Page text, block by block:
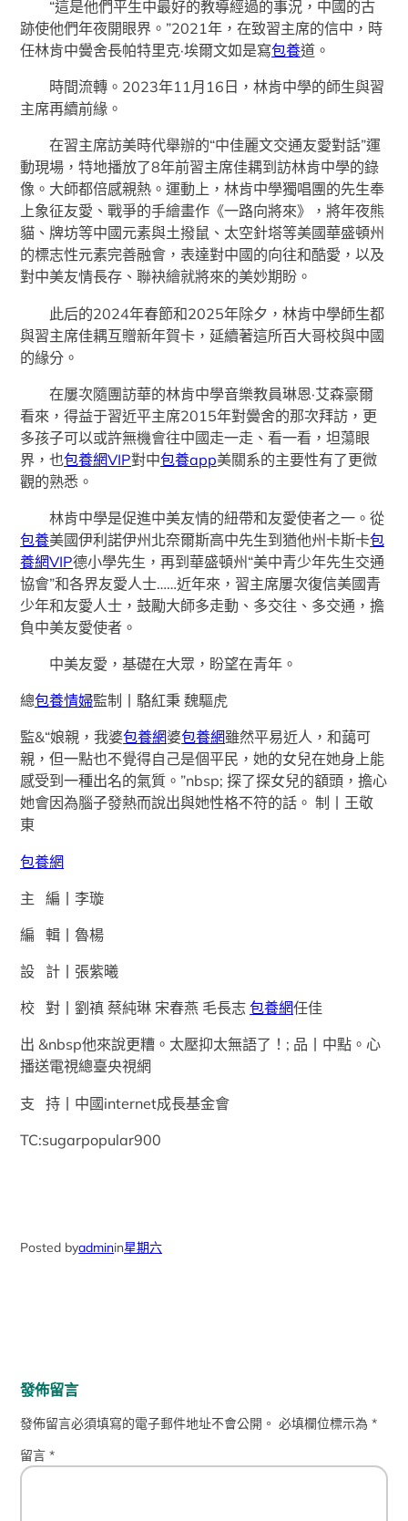
“這是他們平生中最好的教導經過的事況，中國的古
跡使他們年夜開眼界。”2021年，在致習主席的信中，時
任林肯中黌舍長帕特里克·埃爾文如是寫包養道。
時間流轉。2023年11月16日，林肯中學的師生與習
主席再續前緣。
在習主席訪美時代舉辦的“中佳麗文交通友愛對話”運
動現場，特地播放了8年前習主席佳耦到訪林肯中學的錄
像。大師都倍感親熱。運動上，林肯中學獨唱團的先生奉
上象征友愛、戰爭的手繪畫作《一路向將來》，將年夜熊
貓、牌坊等中國元素與土撥鼠、太空針塔等美國華盛頓州
的標志性元素完善融會，表達對中國的向往和酷愛，以及
對中美友情長存、聯袂繪就將來的美妙期盼。
此后的2024年春節和2025年除夕，林肯中學師生都
與習主席佳耦互贈新年賀卡，延續著這所百大哥校與中國
的緣分。
在屢次隨團訪華的林肯中學音樂教員琳恩·艾森豪爾
看來，得益于習近平主席2015年對黌舍的那次拜訪，更
多孩子可以或許無機會往中國走一走、看一看，坦蕩眼
界，也包養網VIP對中包養app美關系的主要性有了更微
觀的熟悉。
林肯中學是促進中美友情的紐帶和友愛使者之一。從
包養美國伊利諾伊州北奈爾斯高中先生到猶他州卡斯卡包
養網VIP德小學先生，再到華盛頓州“美中青少年先生交通
協會”和各界友愛人士……近年來，習主席屢次復信美國青
少年和友愛人士，鼓勵大師多走動、多交往、多交通，擔
負中美友愛使者。
中美友愛，基礎在大眾，盼望在青年。
總包養情婦監制丨駱紅秉 魏驅虎
監&“娘親，我婆包養網婆包養網雖然平易近人，和藹可
親，但一點也不覺得自己是個平民，她的女兒在她身上能
感受到一種出名的氣質。”nbsp; 探了探女兒的額頭，擔心
她會因為腦子發熱而說出與她性格不符的話。 制丨王敬
東
包養網
主 編丨李璇
編 輯丨魯楊
設 計丨張紫曦
校 對丨劉禛 蔡純琳 宋春燕 毛長志包養網任佳
出 &nbsp他來說更糟。太壓抑太無語了！; 品丨中點。心
播送電視總臺央視網
支 持丨中國internet成長基金會
TC:sugarpopular900
Posted byadminin星期六
發佈留言
發佈留言必須填寫的電子郵件地址不會公開。 必填欄位標示為*
留言*